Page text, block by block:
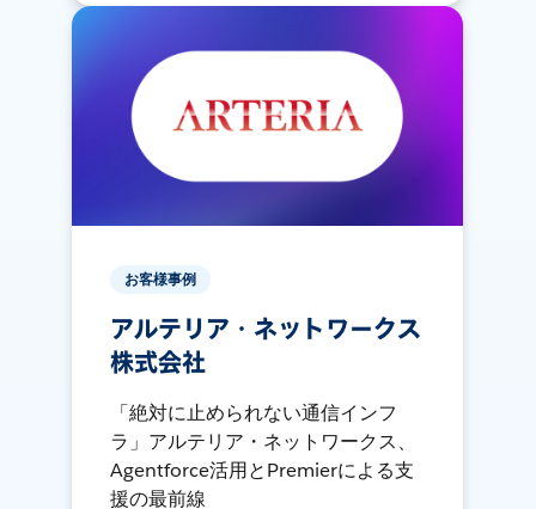
お客様事例
アルテリア・ネットワークス
株式会社
「絶対に止められない通信インフ
ラ」アルテリア・ネットワークス、
Agentforce活用とPremierによる支
援の最前線